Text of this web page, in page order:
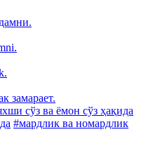
замарает.
сўз ва ёмон сўз ҳақида
#мардлик ва номардлик